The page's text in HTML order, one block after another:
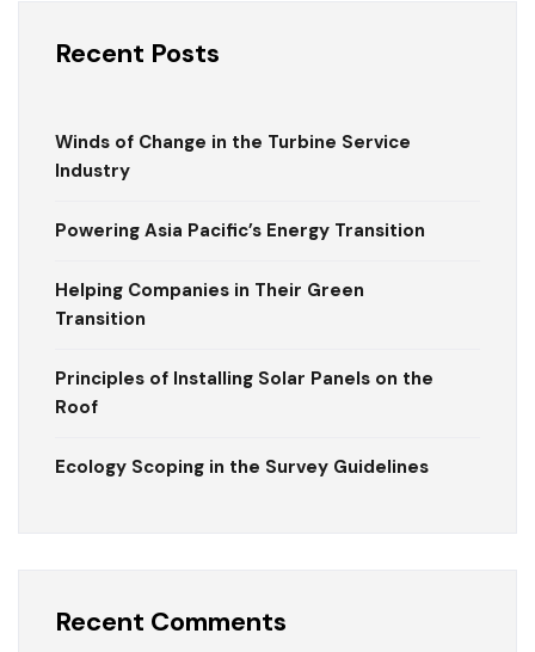
Recent Posts
Winds of Change in the Turbine Service
Industry
Powering Asia Pacific’s Energy Transition
Helping Companies in Their Green
Transition
Principles of Installing Solar Panels on the
Roof
Ecology Scoping in the Survey Guidelines
Recent Comments